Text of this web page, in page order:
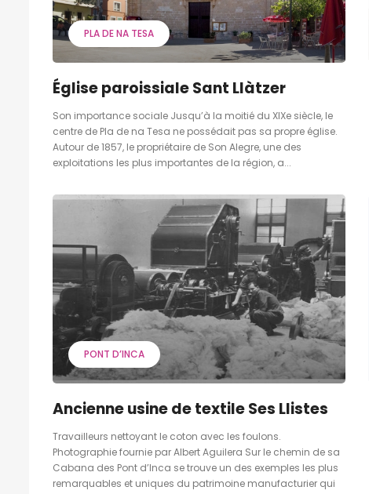
PLA DE NA TESA
Église paroissiale Sant Llàtzer
Son importance sociale Jusqu’à la moitié du XIXe siècle, le
centre de Pla de na Tesa ne possédait pas sa propre église.
Autour de 1857, le propriétaire de Son Alegre, une des
exploitations les plus importantes de la région, a...
PONT D’INCA
Ancienne usine de textile Ses Llistes
Travailleurs nettoyant le coton avec les foulons.
Photographie fournie par Albert Aguilera Sur le chemin de sa
Cabana des Pont d’Inca se trouve un des exemples les plus
remarquables et uniques du patrimoine manufacturier qui